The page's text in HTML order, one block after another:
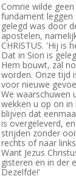
Comrie wilde
fundament leggen
gelegd was door
apostelen,
CHRISTUS. 'Hij is
Dat in Sion is
Hem bouwt, zal
worden. Onze tijd
voor nieuwe
We waarschuwen
wekken u op on
blijven dat
is overgeleverd,
strijden zonder
rechts of naar
Want Jezus
gisteren en in der
Dezelfde!'